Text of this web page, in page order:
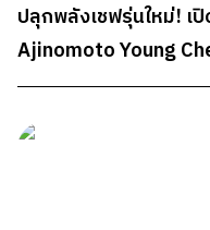
ปลุกพลังเชฟรุ่นใหม่! เ
Ajinomoto Young
ทำอาหารระดับประเท
กว่า 300,000 บาท